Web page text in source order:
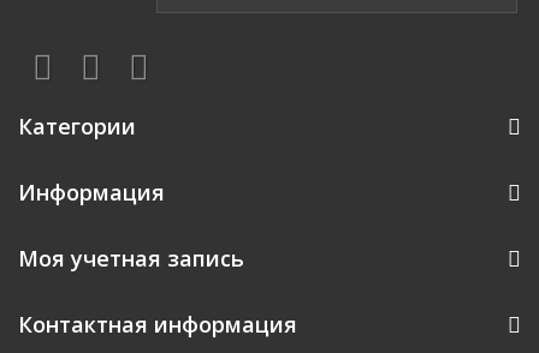
Категории
Информация
Моя учетная запись
Контактная информация